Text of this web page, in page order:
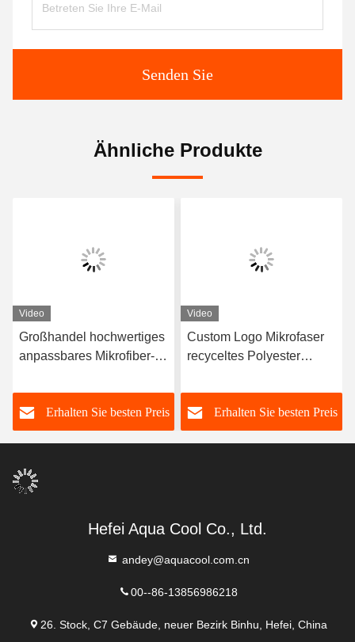
Senden Sie
Ähnliche Produkte
Video
Großhandel hochwertiges
anpassbares Mikrofiber-
Silikonbürste
Erhalten Sie besten Preis
Video
Custom Logo Mikrofaser
recyceltes Polyester
Turnhandtuch
Erhalten Sie besten Preis
Hefei Aqua Cool Co., Ltd.
andey@aquacool.com.cn
00--86-13856986218
26. Stock, C7 Gebäude, neuer Bezirk Binhu, Hefei, China